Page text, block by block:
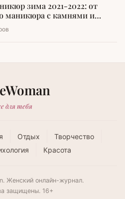
зима 2021-2022: от
маникюра с камнями и
для тебя
Отдых
Творчество
Красота
Женский онлайн-журнал.
защищены. 16+